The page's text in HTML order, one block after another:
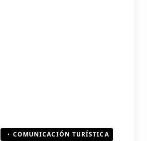
COMUNICACIÓN TURÍSTICA